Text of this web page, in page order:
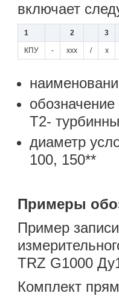
включает
1 2 3
КПУ - xxx / x
Т2-
диаметр
100, 150**
Примеры
Пример
TRZ G1000
Комплект